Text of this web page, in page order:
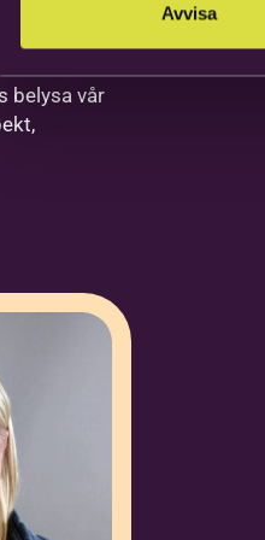
Avvisa
Som
för tro,
röster från
belysa vår